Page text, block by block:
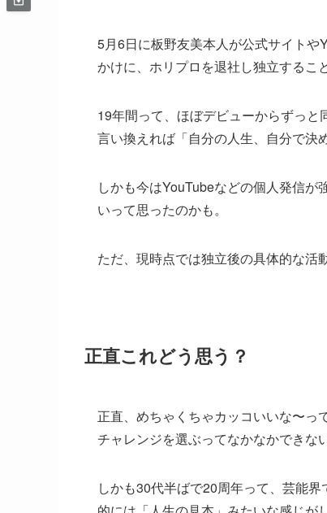
5月6日に板野友美本人が公式サイト
かけに、ホリプロを退社し独立するこ
19年間って、ほぼデビューからずっと
言い換えれば「自分の人生、自分で決
しかも今はYouTubeなどの個人発信
いって思ったのかも。
ただ、現時点では独立後の具体的な活
正直これどう思う？
正直、めちゃくちゃカッコいいな〜っ
チャレンジを選ぶってなかなかできない
しかも30代半ばで20周年って、芸能